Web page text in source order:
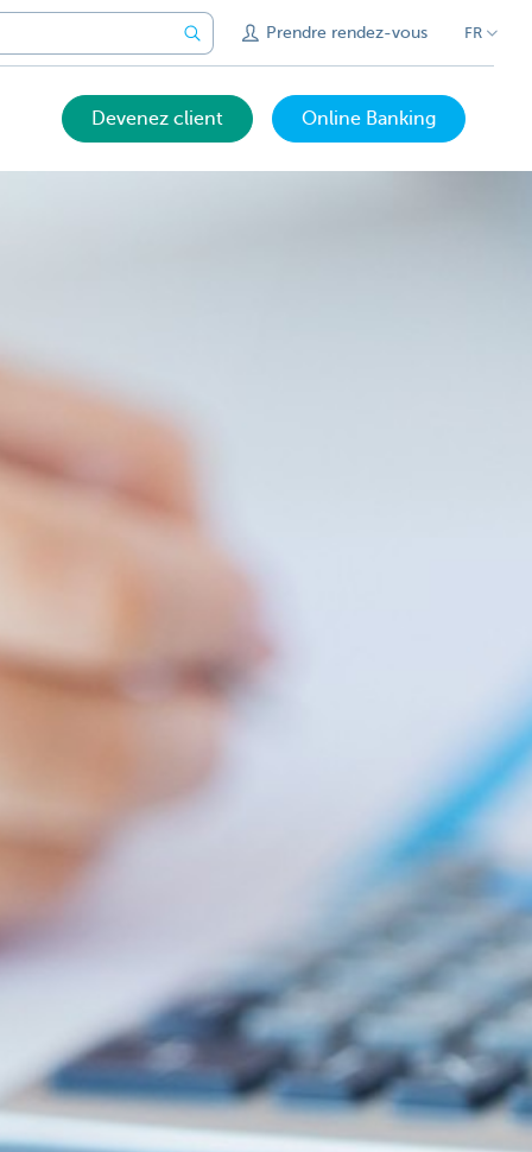
Prendre rendez-vous FR
Devenez client Online Banking